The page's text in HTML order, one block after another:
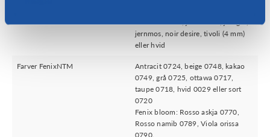
jernmos, noir desire, tivoli (4 mm)
eller hvid
Farver FenixNTM
Antracit 0724, beige 0748, kakao
0749, grå 0725, ottawa 0717,
taupe 0718, hvid 0029 eller sort
0720
Fenix bloom: Rosso askja 0770,
Rosso namib 0789, Viola orissa
0790,